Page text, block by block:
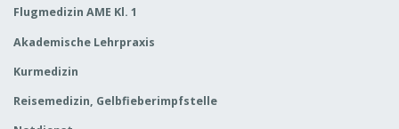
Flugmedizin AME Kl. 1
Akademische Lehrpraxis
Kurmedizin
Reisemedizin, Gelbfieberimpfstelle